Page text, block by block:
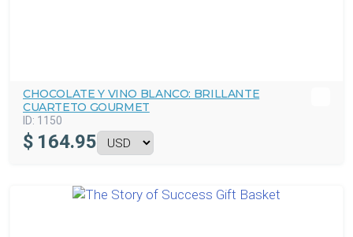
CHOCOLATE Y VINO BLANCO: BRILLANTE
CUARTETO GOURMET
ID: 1150
$ 164.95